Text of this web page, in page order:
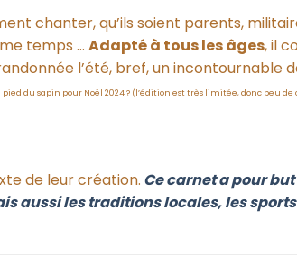
chanter, qu’ils soient parents,
temps … Adapté à tous les âges, il
l’été, bref, un incontournable
du sapin pour Noël 2024 ? (l’édition est très limitée, donc peu de
de leur création. Ce carnet a pour
aussi les traditions locales, les sports